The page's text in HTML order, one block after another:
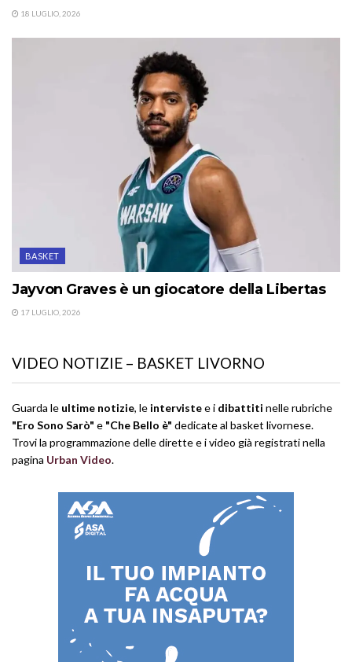
18 LUGLIO, 2026
BASKET
Jayvon Graves è un giocatore della Libertas
17 LUGLIO, 2026
VIDEO NOTIZIE – BASKET LIVORNO
Guarda le ultime notizie, le intervistee i dibattiti nelle rubriche
"Ero Sono Sarò" e "Che Bello è" dedicate al basket livornese.
Trovi la programmazione delle dirette e i video già registrati nella
pagina Urban Video.